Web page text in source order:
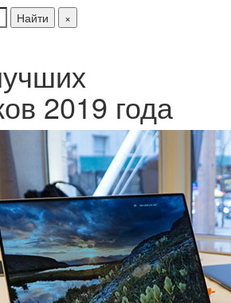
Найти
×
2019 года